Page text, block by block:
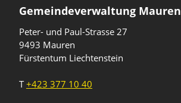
Gemeindeverwaltung Mauren
Peter- und Paul-Strasse 27
9493 Mauren
Fürstentum Liechtenstein
T+423 377 10 40